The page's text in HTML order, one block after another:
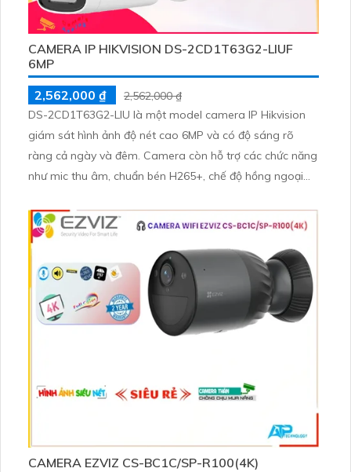
CAMERA IP HIKVISION DS-2CD1T63G2-LIUF
6MP
2,562,000 ₫
2,562,000 ₫
DS-2CD1T63G2-LIU là một model camera IP Hikvision
giám sát hình ảnh độ nét cao 6MP và có độ sáng rõ
ràng cả ngày và đêm. Camera còn hỗ trợ các chức năng
như mic thu âm, chuẩn bén H265+, chế độ hồng ngoại
sát và bảo vệ an ninh hiệu quả.
CAMERA EZVIZ CS-BC1C/SP-R100(4K)